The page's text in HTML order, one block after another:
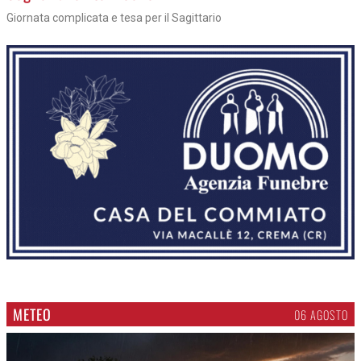
Giornata complicata e tesa per il Sagittario
METEO 06 AGOSTO